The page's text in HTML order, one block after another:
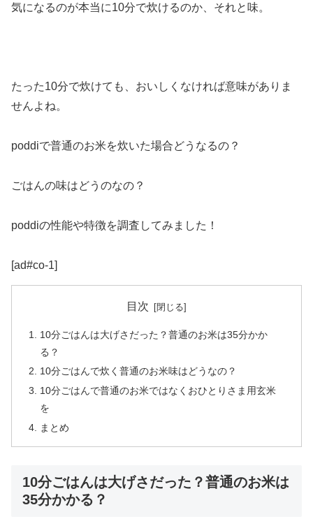
気になるのが本当に10分で炊けるのか、それと味。
たった10分で炊けても、おいしくなければ意味がありま
せんよね。
poddiで普通のお米を炊いた場合どうなるの？
ごはんの味はどうのなの？
poddiの性能や特徴を調査してみました！
[ad#co-1]
目次
10分ごはんは大げさだった？普通のお米は35分かか
る？
10分ごはんで炊く普通のお米味はどうなの？
10分ごはんで普通のお米ではなくおひとりさま用玄米
を
まとめ
10分ごはんは大げさだった？普通のお米は
35分かかる？